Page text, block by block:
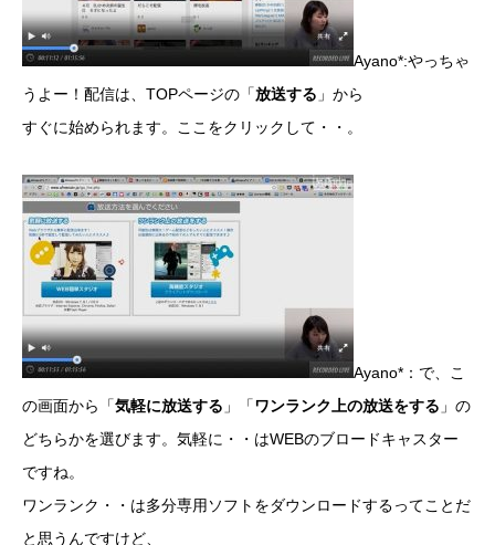
Ayano*:やっちゃ
うよー！配信は、TOPページの「放送する 」から
すぐに始められます。ここをクリックして・・。
Ayano*：で、こ
の画面から「気軽に放送する 」「ワンランク上の放送をする 」の
どちらかを選びます。気軽に・・はWEBのブロードキャスター
ですね。
ワンランク・・は多分専用ソフトをダウンロードするってことだ
と思うんですけど、